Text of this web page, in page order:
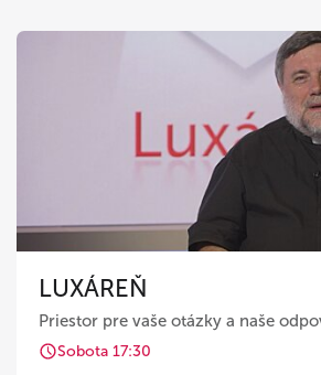
LUXÁREŇ
Priestor pre vaše otázky a naše
Sobota 17:30